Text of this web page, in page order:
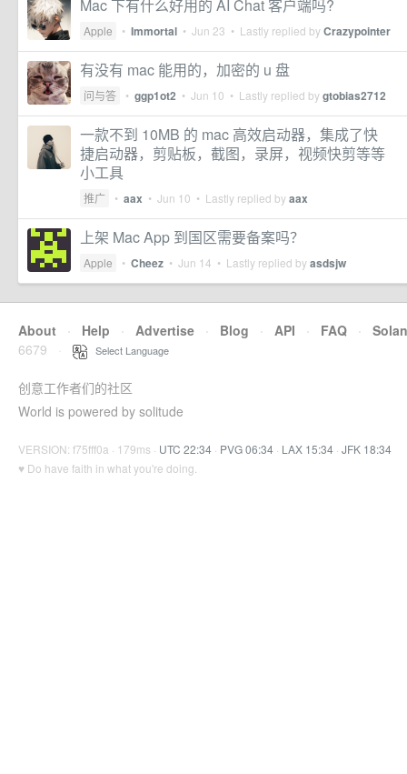
Mac 下有什么好用的 AI Chat 客户端吗?
Apple • Immortal • Jun 23 • Lastly replied byCrazypointer
有没有 mac 能用的，加密的 u 盘
问与答 • ggp1ot2 • Jun 10 • Lastly replied bygtobias2712
一款不到 10MB 的 mac 高效启动器，集成了快
捷启动器，剪贴板，截图，录屏，视频快剪等等
小工具
推广 • aax • Jun 10 • Lastly replied byaax
上架 Mac App 到国区需要备案吗？
Apple • Cheez • Jun 14 • Lastly replied byasdsjw
About · Help · Advertise · Blog · API · FAQ ·
6679
Select Language
创意工作者们的社区
World is powered by solitude
VERSION: f75fff0a · 179ms · UTC 22:34 · PVG 06:34 · LAX 15:34 · JFK 18:34
♥ Do have faith in what you're doing.